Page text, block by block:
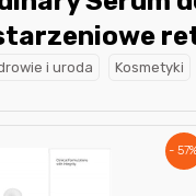
i uroda Kosmetyki
-
Nagroda dla
użytkownika